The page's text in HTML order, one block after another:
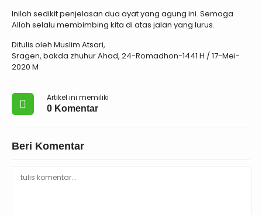
Inilah sedikit penjelasan dua ayat yang agung ini. Semoga
Alloh selalu membimbing kita di atas jalan yang lurus.
Ditulis oleh Muslim Atsari,
Sragen, bakda zhuhur Ahad, 24-Romadhon-1441 H / 17-Mei-
2020 M
Artikel ini memiliki
0 Komentar
Beri Komentar